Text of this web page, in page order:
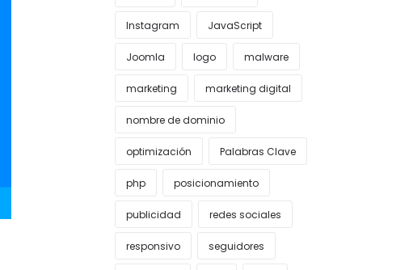
Instagram JavaScript
Joomla logo malware
marketing marketing digital
nombre de dominio
optimización Palabras Clave
php posicionamiento
publicidad redes sociales
responsivo seguidores